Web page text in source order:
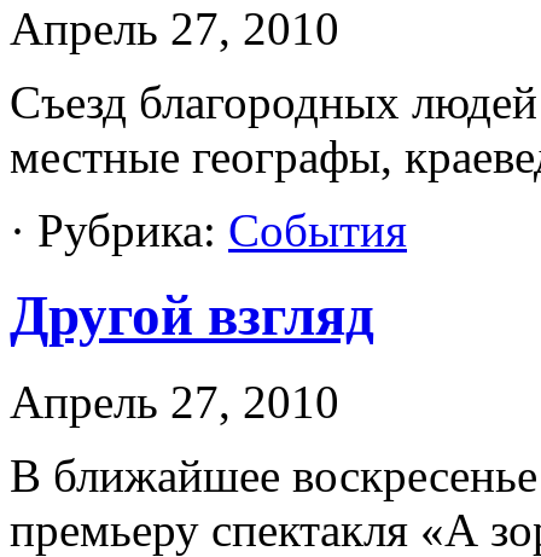
Апрель 27, 2010
Съезд благородных
местные географы,
· Рубрика: События
Другой взгляд
Апрель 27, 2010
В ближайшее
премьеру спектакля «А